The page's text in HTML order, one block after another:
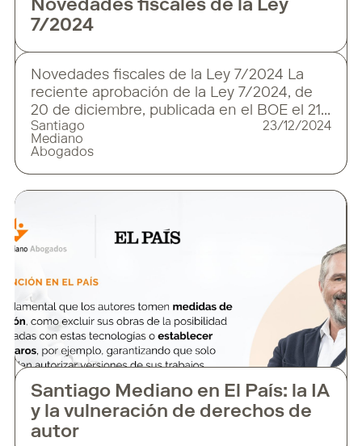
Novedades fiscales de la Ley
7/2024
Novedades fiscales de la Ley 7/2024 La
reciente aprobación de la Ley 7/2024, de
20 de diciembre, publicada en el BOE el 21
de diciembre de 2024, trae consigo
cambios significativos en el sistema
Santiago
Mediano
Abogados
23/12/2024
Santiago Mediano en El País: la IA
y la vulneración de derechos de
autor